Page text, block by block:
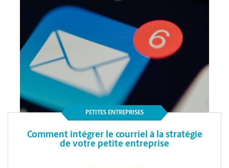
PETITES ENTREPRISES
Comment intégrer le courriel à la stratégie
de votre petite entreprise